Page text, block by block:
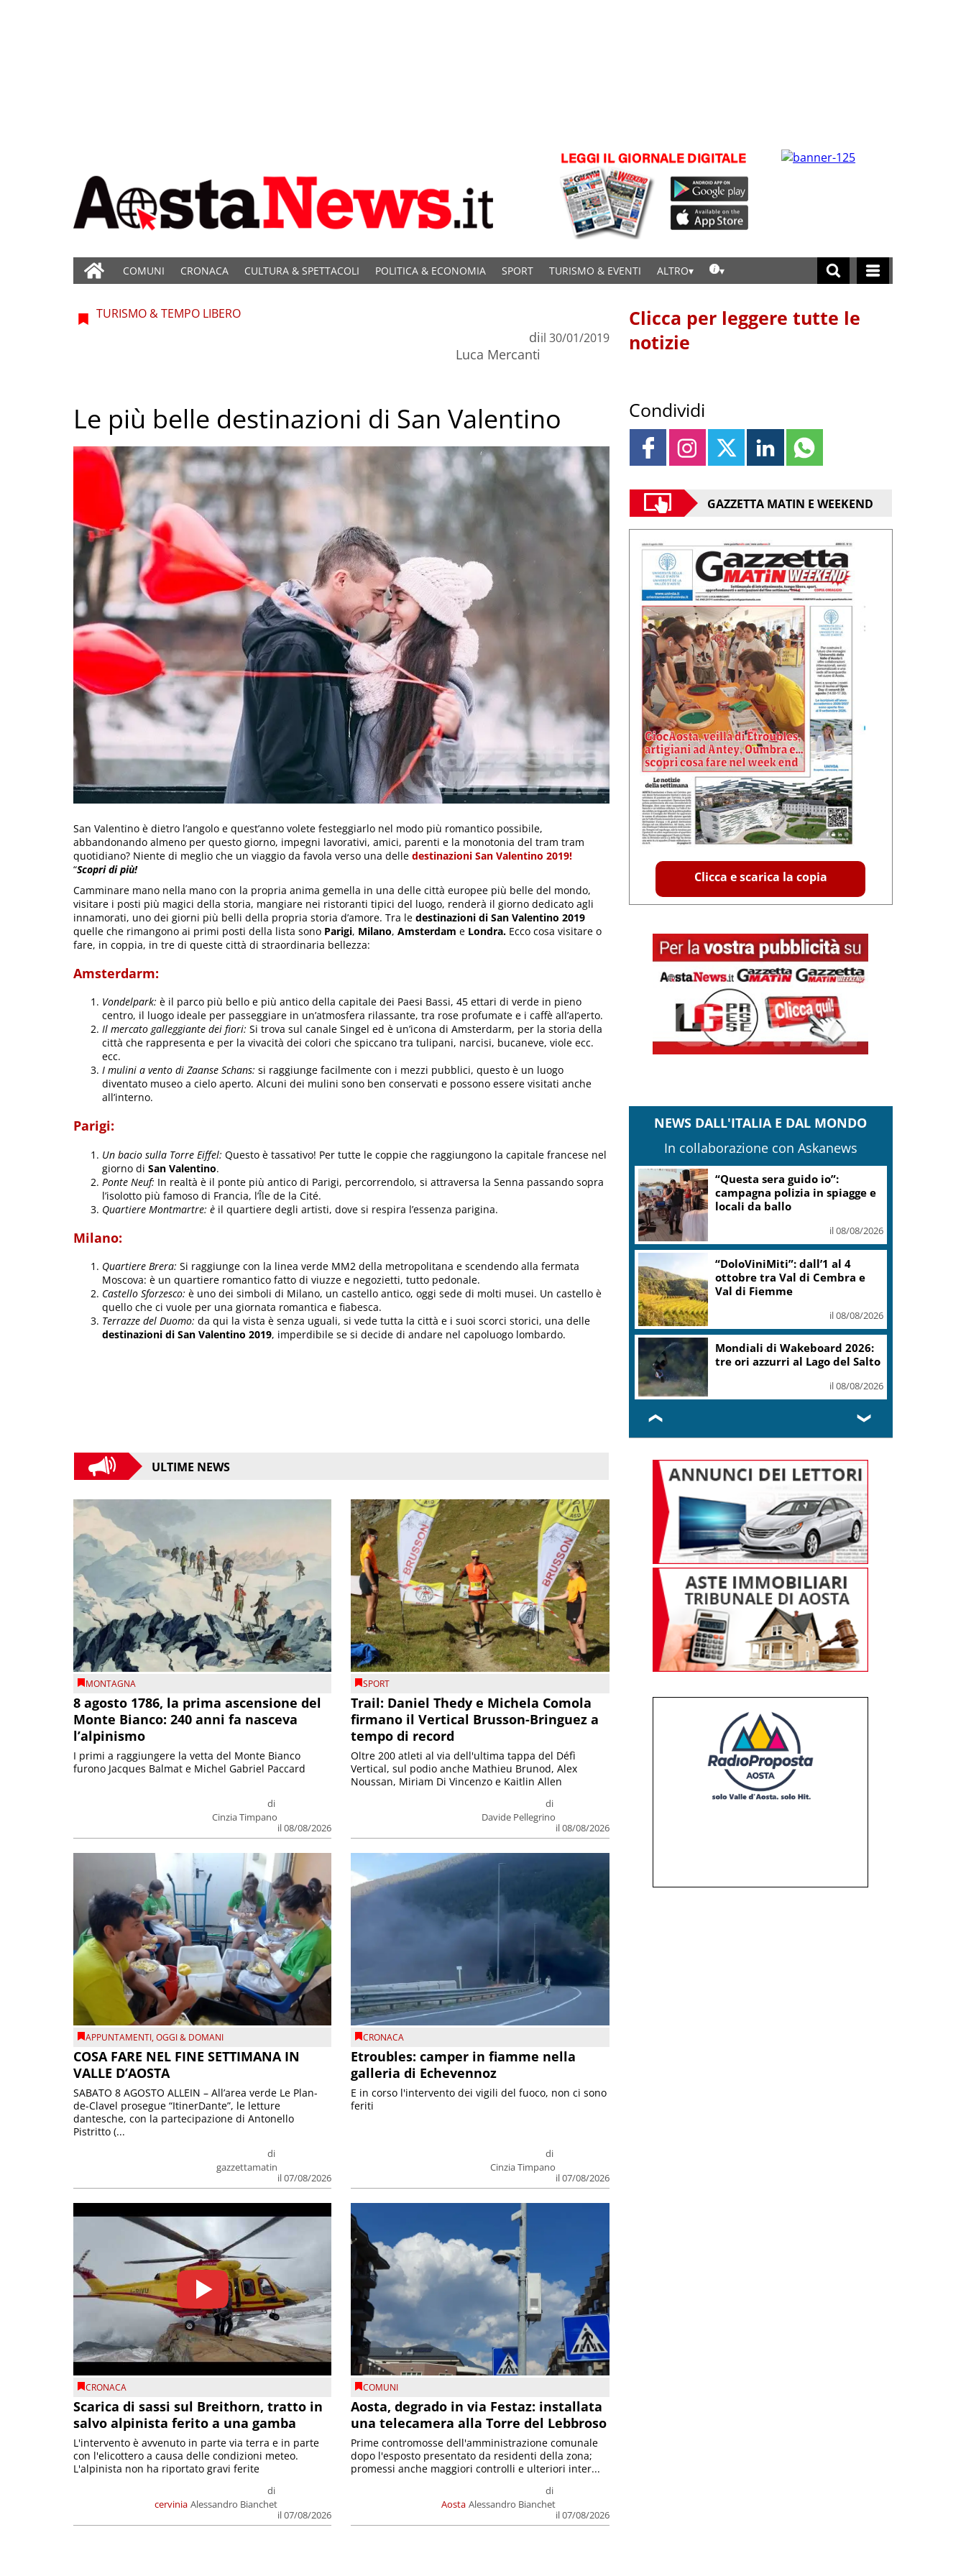
COMUNI CRONACA CULTURA & SPETTACOLI POLITICA & ECONOMIA SPORT TURISMO & EVENTI ALTRO
TURISMO & TEMPO LIBERO
di
Luca Mercanti
il 30/01/2019
Le più belle destinazioni di San Valentino
San Valentino è dietro l’angolo e quest’anno volete festeggiarlo nel modo più romantico possibile,
abbandonando almeno per questo giorno, impegni lavorativi, amici, parenti e la monotonia del tram tram
quotidiano? Niente di meglio che un viaggio da favola verso una delle destinazioni San Valentino 2019!
“Scopri di più!
Camminare mano nella mano con la propria anima gemella in una delle città europee più belle del mondo,
visitare i posti più magici della storia, mangiare nei ristoranti tipici del luogo, renderà il giorno dedicato agli
innamorati, uno dei giorni più belli della propria storia d’amore. Tra le destinazioni di San Valentino 2019
quelle che rimangono ai primi posti della lista sono Parigi, Milano, Amsterdam e Londra. Ecco cosa visitare o
fare, in coppia, in tre di queste città di straordinaria bellezza:
Amsterdarm:
Vondelpark: è il parco più bello e più antico della capitale dei Paesi Bassi, 45 ettari di verde in pieno
centro, il luogo ideale per passeggiare in un’atmosfera rilassante, tra rose profumate e i caffè all’aperto.
Il mercato galleggiante dei fiori: Si trova sul canale Singel ed è un’icona di Amsterdarm, per la storia della
città che rappresenta e per la vivacità dei colori che spiccano tra tulipani, narcisi, bucaneve, viole ecc.
ecc.
I mulini a vento di Zaanse Schans: si raggiunge facilmente con i mezzi pubblici, questo è un luogo
diventato museo a cielo aperto. Alcuni dei mulini sono ben conservati e possono essere visitati anche
all’interno.
Parigi:
Un bacio sulla Torre Eiffel: Questo è tassativo! Per tutte le coppie che raggiungono la capitale francese nel
giorno di San Valentino.
Ponte Neuf: In realtà è il ponte più antico di Parigi, percorrendolo, si attraversa la Senna passando sopra
l’isolotto più famoso di Francia, l’Île de la Cité.
Quartiere Montmartre: è il quartiere degli artisti, dove si respira l’essenza parigina.
Milano:
Quartiere Brera: Si raggiunge con la linea verde MM2 della metropolitana e scendendo alla fermata
Moscova: è un quartiere romantico fatto di viuzze e negozietti, tutto pedonale.
Castello Sforzesco: è uno dei simboli di Milano, un castello antico, oggi sede di molti musei. Un castello è
quello che ci vuole per una giornata romantica e fiabesca.
Terrazze del Duomo: da qui la vista è senza uguali, si vede tutta la città e i suoi scorci storici, una delle
destinazioni di San Valentino 2019, imperdibile se si decide di andare nel capoluogo lombardo.
ULTIME NEWS
MONTAGNA
8 agosto 1786, la prima ascensione del
Monte Bianco: 240 anni fa nasceva
l’alpinismo
di
Cinzia Timpano
il 08/08/2026
I primi a raggiungere la vetta del Monte Bianco
furono Jacques Balmat e Michel Gabriel Paccard
SPORT
Trail: Daniel Thedy e Michela Comola
firmano il Vertical Brusson-Bringuez a
tempo di record
di
Davide Pellegrino
il 08/08/2026
Oltre 200 atleti al via dell'ultima tappa del Défì
Vertical, sul podio anche Mathieu Brunod, Alex
Noussan, Miriam Di Vincenzo e Kaitlin Allen
APPUNTAMENTI,OGGI & DOMANI
COSA FARE NEL FINE SETTIMANA IN
VALLE D’AOSTA
di
gazzettamatin
il 07/08/2026
SABATO 8 AGOSTO ALLEIN – All’area verde Le Plan-
de-Clavel prosegue “ItinerDante”, le letture
dantesche, con la partecipazione di Antonello
Pistritto (...
CRONACA
Etroubles: camper in fiamme nella
galleria di Echevennoz
di
Cinzia Timpano
il 07/08/2026
E in corso l'intervento dei vigili del fuoco, non ci sono
feriti
CRONACA
Scarica di sassi sul Breithorn, tratto in
salvo alpinista ferito a una gamba
cervinia
di
Alessandro Bianchet
il 07/08/2026
L'intervento è avvenuto in parte via terra e in parte
con l'elicottero a causa delle condizioni meteo.
L'alpinista non ha riportato gravi ferite
COMUNI
Aosta, degrado in via Festaz: installata
una telecamera alla Torre del Lebbroso
Aosta
di
Alessandro Bianchet
il 07/08/2026
Prime contromosse dell'amministrazione comunale
dopo l'esposto presentato da residenti della zona;
promessi anche maggiori controlli e ulteriori inter...
Clicca per leggere tutte le
notizie
Condividi
GAZZETTA MATIN E WEEKEND
Clicca e scarica la copia
NEWS DALL'ITALIA E DAL MONDO
In collaborazione con Askanews
Ex avvocato personale Trump,
Blanche è nuovo Procuratore
Generale Usa
il 08/08/2026
La Spagna ripristina i controlli,
la Farnesina rafforza
l’assistenza
il 08/08/2026
Calcio, Milan-Chelsea 0-3,
prima sconfitta estiva per i
il 08/08/2026